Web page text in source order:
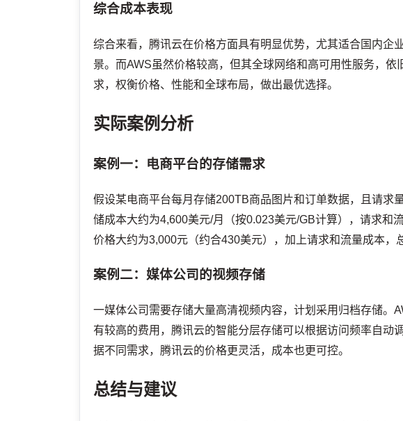
综合成本表现
综合来看，腾讯云在价格方面具有明显优势，尤其适合国内企
景。而AWS虽然价格较高，但其全球网络和高可用性服务，
求，权衡价格、性能和全球布局，做出最优选择。
实际案例分析
案例一：电商平台的存储需求
假设某电商平台每月存储200TB商品图片和订单数据，且请求
储成本大约为4,600美元/月（按0.023美元/GB计算），请求和
价格大约为3,000元（约合430美元），加上请求和流量成本，
案例二：媒体公司的视频存储
一媒体公司需要存储大量高清视频内容，计划采用归档存储。
有较高的费用，腾讯云的智能分层存储可以根据访问频率自动
据不同需求，腾讯云的价格更灵活，成本也更可控。
总结与建议